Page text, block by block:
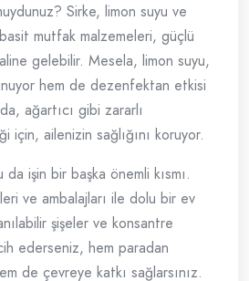
Sirke, limon suyu ve
mutfak malzemeleri, güçlü
gelebilir. Mesela, limon suyu,
hem de dezenfektan etkisi
ağartıcı gibi zararlı
için, ailenizin sağlığını koruyor.
da işin bir başka önemli kısmı.
ve ambalajları ile dolu bir ev
şişeler ve konsantre
ederseniz, hem paradan
de çevreye katkı sağlarsınız.